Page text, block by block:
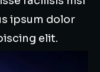
ipsum dolor
elit.